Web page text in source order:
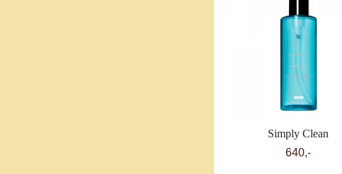
Simply Clean
640,-